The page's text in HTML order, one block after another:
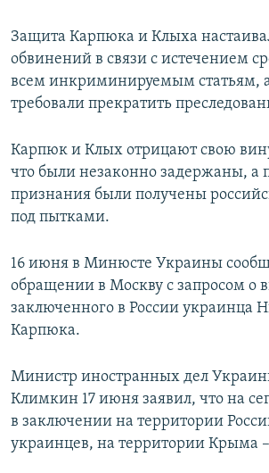
Защита Карпюка и Клыха
обвинений в связи с истечением
всем инкриминируемым статьям,
требовали прекратить
Карпюк и Клых отрицают свою
что были незаконно задержаны, а
признания были получены
под пытками.
16 июня в Минюсте Украины
обращении в Москву с запросом о
заключенного в России украинца
Карпюка.
Министр иностранных дел
Климкин 17 июня заявил, что на
в заключении на территории
украинцев, на территории Крыма